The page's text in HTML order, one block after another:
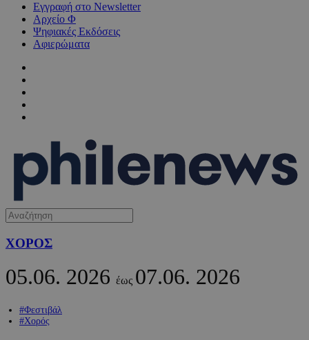
Εγγραφή στο Newsletter
Αρχείο Φ
Ψηφιακές Εκδόσεις
Αφιερώματα
ΧΟΡΟΣ
05.06. 2026 έως 07.06. 2026
#Φεστιβάλ
#Χορός